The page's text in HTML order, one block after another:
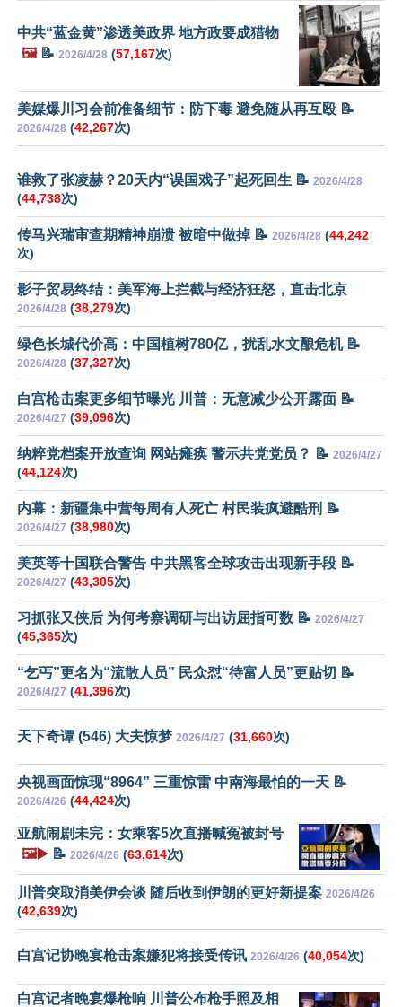
中共“蓝金黄”渗透美政界 地方政要成猎物
🖼️📝 2026/4/28 (57,167次)
美媒爆川习会前准备细节：防下毒 避免随从再互殴 📝
2026/4/28 (42,267次)
谁救了张凌赫？20天内“误国戏子”起死回生 📝 2026/4/28
(44,738次)
传马兴瑞审查期精神崩溃 被暗中做掉 📝 2026/4/28 (44,242
次)
影子贸易终结：美军海上拦截与经济狂怒，直击北京
2026/4/28 (38,279次)
绿色长城代价高：中国植树780亿，扰乱水文酿危机 📝
2026/4/28 (37,327次)
白宫枪击案更多细节曝光 川普：无意减少公开露面 📝
2026/4/27 (39,096次)
纳粹党档案开放查询 网站瘫痪 警示共党党员？ 📝 2026/4/27
(44,124次)
内幕：新疆集中营每周有人死亡 村民装疯避酷刑 📝
2026/4/27 (38,980次)
美英等十国联合警告 中共黑客全球攻击出现新手段 📝
2026/4/27 (43,305次)
习抓张又侠后 为何考察调研与出访屈指可数 📝 2026/4/27
(45,365次)
“乞丐”更名为“流散人员” 民众怼“待富人员”更贴切 📝
2026/4/27 (41,396次)
天下奇谭 (546) 大夫惊梦 2026/4/27 (31,660次)
央视画面惊现“8964” 三重惊雷 中南海最怕的一天 📝
2026/4/26 (44,424次)
亚航闹剧未完：女乘客5次直播喊冤被封号
🖼️▶️ 📝 2026/4/26 (63,614次)
川普突取消美伊会谈 随后收到伊朗的更好新提案 2026/4/26
(42,639次)
白宫记协晚宴枪击案嫌犯将接受传讯 2026/4/26 (40,054次)
白宫记者晚宴爆枪响 川普公布枪手照及相